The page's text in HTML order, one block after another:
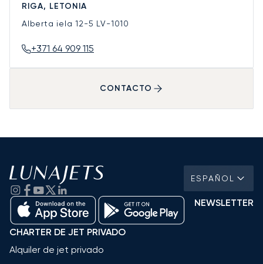
RIGA, LETONIA
Alberta iela 12-5 LV-1010
+371 64 909 115
CONTACTO
ESPAÑOL
NEWSLETTER
CHARTER DE JET PRIVADO
Alquiler de jet privado